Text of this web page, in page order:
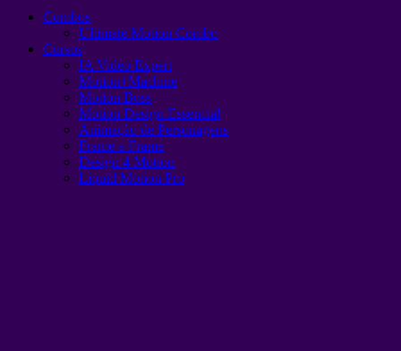
Combos
Ultimate Motion Combo
Cursos
IA Video Expert
Motion+Machine
Motion Boss
Motion Design Essencial
Animação de Personagens
Frame a Frame
Design 4 Motion
Liquid Motion Pro